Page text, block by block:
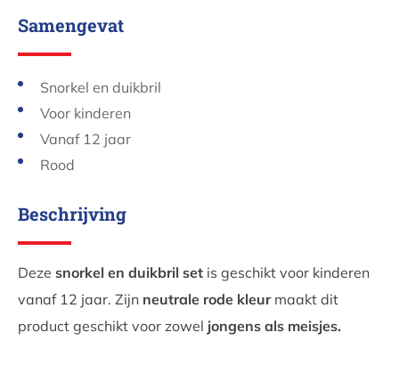
Samengevat
Snorkel en duikbril
Voor kinderen
Vanaf 12 jaar
Rood
Beschrijving
Deze snorkel en duikbril set is geschikt voor kinderen
vanaf 12 jaar. Zijn neutrale rode kleurmaakt dit
product geschikt voor zowel jongens als meisjes.